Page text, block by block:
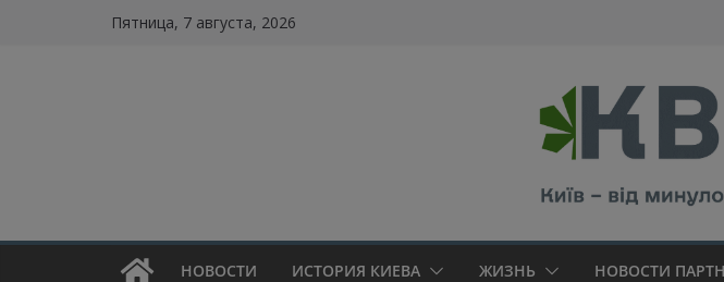
Пятница, 7 августа, 2026
НОВОСТИ ИСТОРИЯ КИЕВА ЖИЗНЬ НОВОСТИ